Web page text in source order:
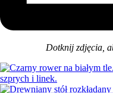
Dotknij zdjęcia,